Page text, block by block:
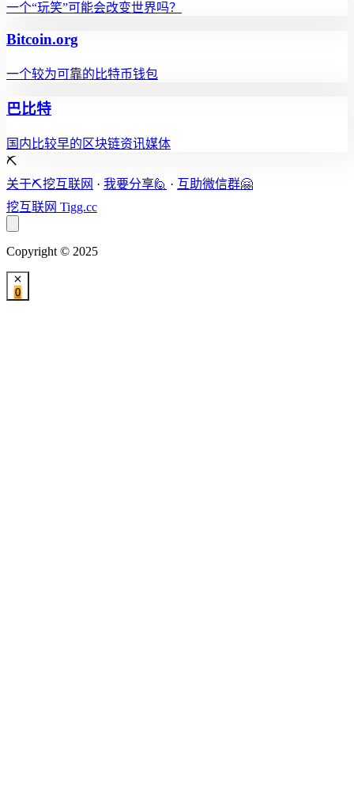
一个“玩笑”可能会改变世界吗？
Bitcoin.org
一个较为可靠的比特币钱包
巴比特
国内比较早的区块链资讯媒体
⛏️
关于⛏️挖互联网 · 我要分享🙋 · 互助微信群🤗
挖互联网 Tigg.cc
Copyright © 2025
0